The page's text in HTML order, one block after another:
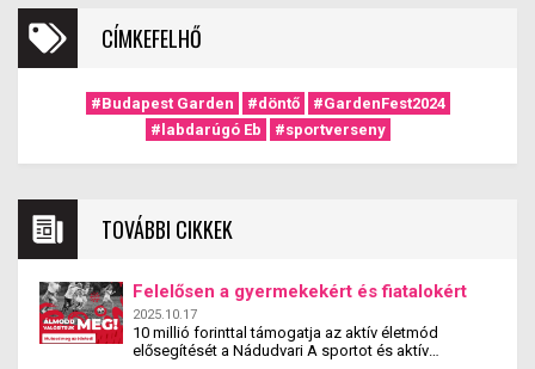
CÍMKEFELHŐ
#Budapest Garden #döntő
#GardenFest2024
#labdarúgó Eb
#sportverseny
TOVÁBBI CIKKEK
Felelősen a gyermekekért és fiatalokért
2025.10.17
10 millió forinttal támogatja az aktív életmód
elősegítését a Nádudvari A sportot és aktív